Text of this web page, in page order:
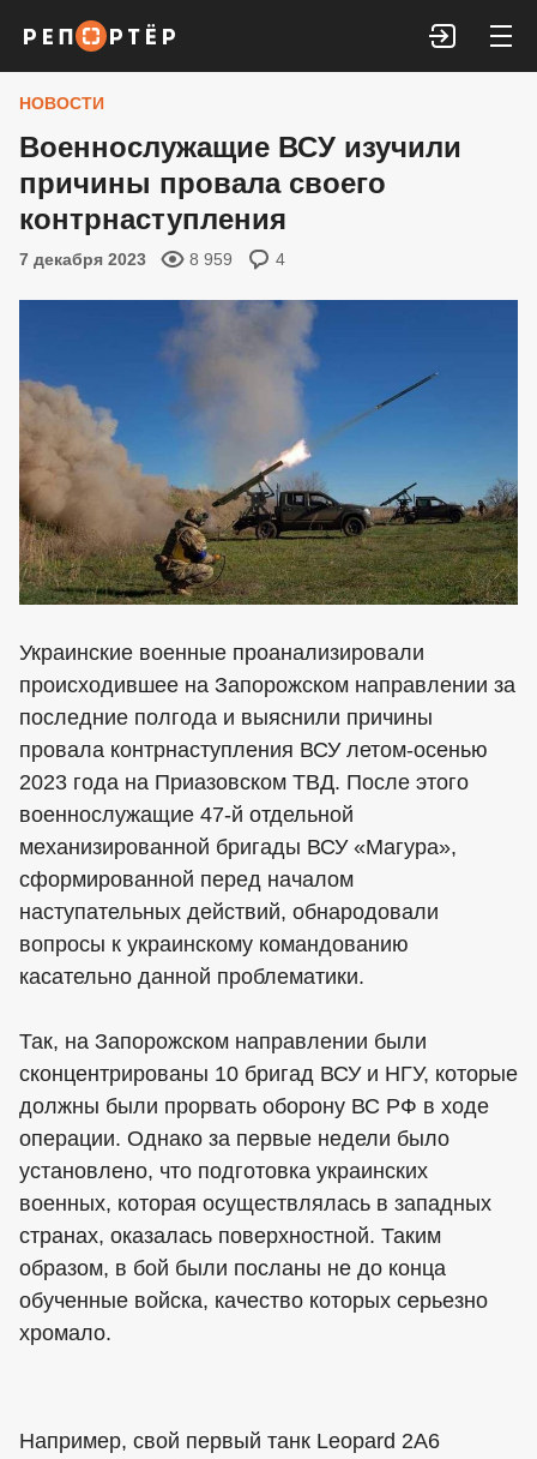
Войти
НОВОСТИ
Военнослужащие ВСУ изучили
причины провала своего
контрнаступления
7 декабря 2023 8 959 4
Украинские военные проанализировали
происходившее на Запорожском направлении за
последние полгода и выяснили причины
провала контрнаступления ВСУ летом-осенью
2023 года на Приазовском ТВД. После этого
военнослужащие 47-й отдельной
механизированной бригады ВСУ «Магура»,
сформированной перед началом
наступательных действий, обнародовали
вопросы к украинскому командованию
касательно данной проблематики.
Так, на Запорожском направлении были
сконцентрированы 10 бригад ВСУ и НГУ, которые
должны были прорвать оборону ВС РФ в ходе
операции. Однако за первые недели было
установлено, что подготовка украинских
военных, которая осуществлялась в западных
странах, оказалась поверхностной. Таким
образом, в бой были посланы не до конца
обученные войска, качество которых серьезно
хромало.
Например, свой первый танк Leopard 2A6